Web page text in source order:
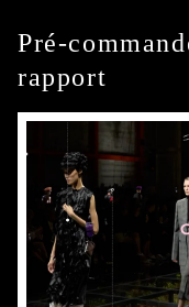
Pré-
rapport